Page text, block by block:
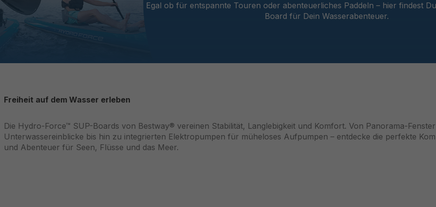
Egal ob für entspannte Touren oder abenteuerliches Paddeln – hier findest
Board für Dein Wasserabenteuer.
Freiheit auf dem Wasser erleben
Die Hydro-Force™ SUP-Boards von Bestway® vereinen Stabilität, Langlebigkeit und Komfort. Von Panorama-
Unterwassereinblicke bis hin zu integrierten Elektropumpen für müheloses Aufpumpen – entdecke die perfekte
und Abenteuer für Seen, Flüsse und das Meer.